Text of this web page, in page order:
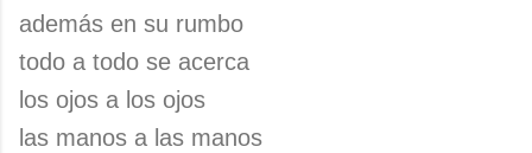
además en su rumbo
todo a todo se acerca
los ojos a los ojos
las manos a las manos